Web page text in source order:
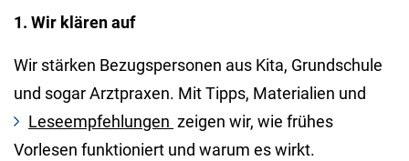
1. Wir klären auf
Wir stärken Bezugspersonen aus Kita, Grundschule
und sogar Arztpraxen. Mit Tipps, Materialien und
Leseempfehlungen zeigen wir, wie frühes
Vorlesen funktioniert und warum es wirkt.